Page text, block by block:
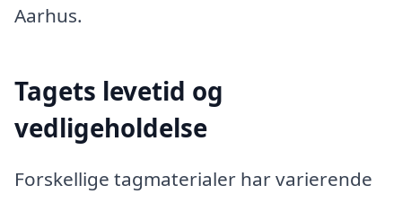
Aarhus.
Tagets levetid og
vedligeholdelse
Forskellige tagmaterialer har varierende